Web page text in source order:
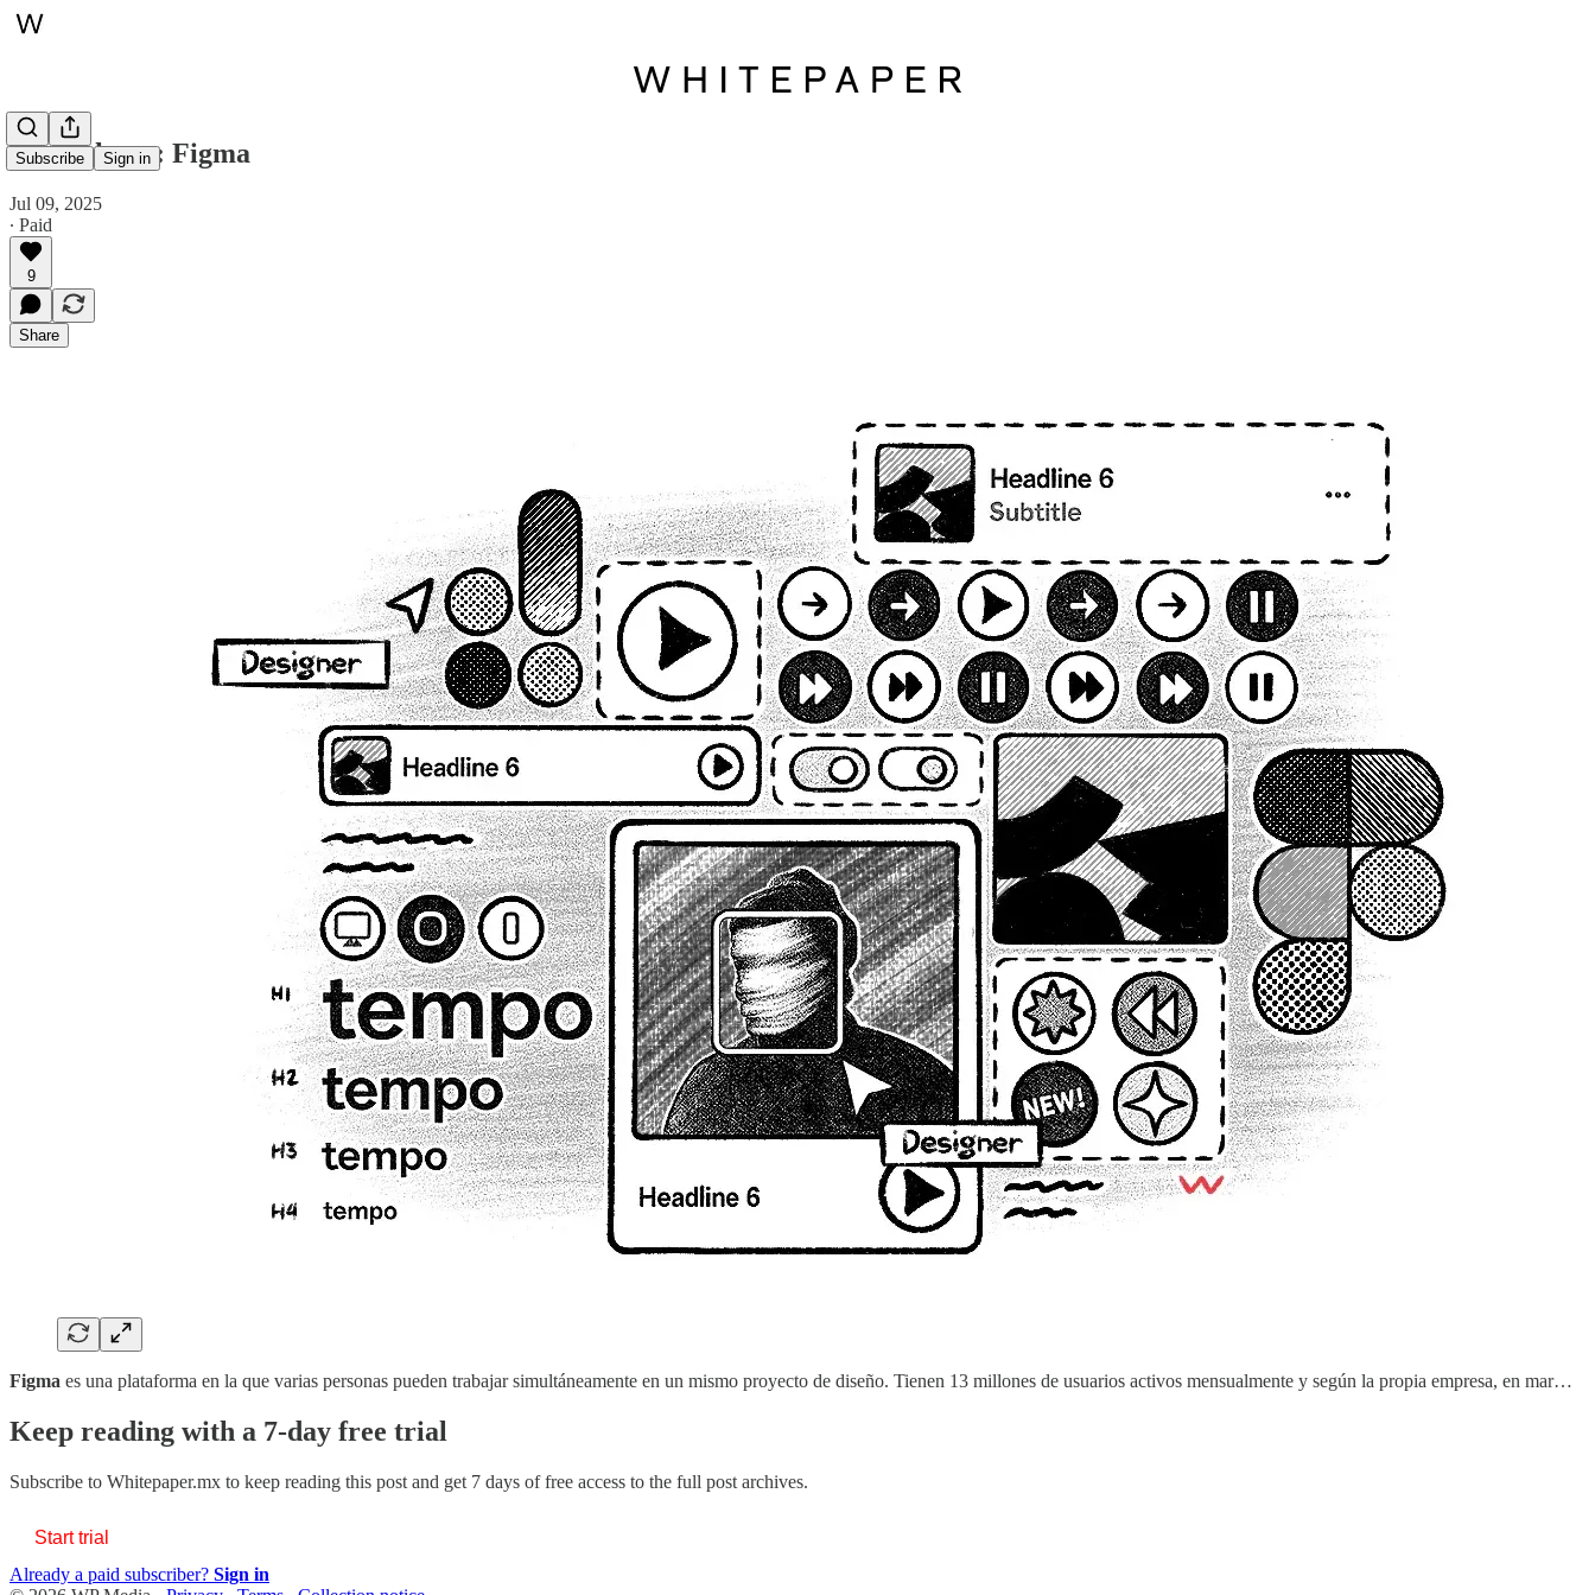
Subscribe Sign in
Spotlight en: Figma
Jul 09, 2025
∙ Paid
9
Share
Figma es una plataforma en la que varias personas pueden trabajar simultáneamente en un mismo proyecto de diseño. Tienen 13 millones de usuarios activos mensualmente y según la propia empresa, en mar…
Keep reading with a 7-day free trial
Subscribe to Whitepaper.mx to keep reading this post and get 7 days of free access to the full post archives.
Start trial
Already a paid subscriber? Sign in